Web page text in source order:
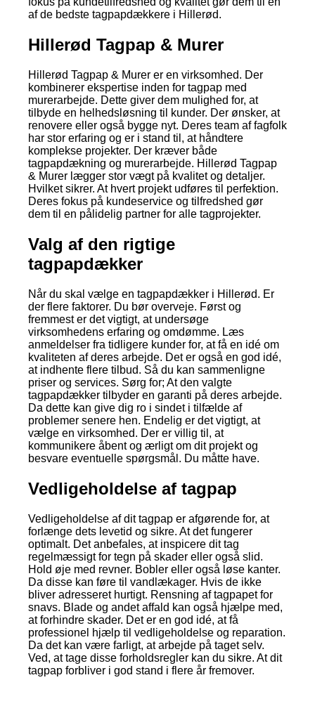
af de bedste tagpapdækkere i Hillerød.
Hillerød Tagpap & Murer
Hillerød Tagpap & Murer er en virksomhed. Der
kombinerer ekspertise inden for tagpap med
murerarbejde. Dette giver dem mulighed for, at
tilbyde en helhedsløsning til kunder. Der ønsker, at
renovere eller også bygge nyt. Deres team af fagfolk
har stor erfaring og er i stand til, at håndtere
komplekse projekter. Der kræver både
tagpapdækning og murerarbejde. Hillerød Tagpap
& Murer lægger stor vægt på kvalitet og detaljer.
Hvilket sikrer. At hvert projekt udføres til perfektion.
Deres fokus på kundeservice og tilfredshed gør
dem til en pålidelig partner for alle tagprojekter.
Valg af den rigtige
tagpapdækker
Når du skal vælge en tagpapdækker i Hillerød. Er
der flere faktorer. Du bør overveje. Først og
fremmest er det vigtigt, at undersøge
virksomhedens erfaring og omdømme. Læs
anmeldelser fra tidligere kunder for, at få en idé om
kvaliteten af deres arbejde. Det er også en god idé,
at indhente flere tilbud. Så du kan sammenligne
priser og services. Sørg for; At den valgte
tagpapdækker tilbyder en garanti på deres arbejde.
Da dette kan give dig ro i sindet i tilfælde af
problemer senere hen. Endelig er det vigtigt, at
vælge en virksomhed. Der er villig til, at
kommunikere åbent og ærligt om dit projekt og
besvare eventuelle spørgsmål. Du måtte have.
Vedligeholdelse af tagpap
Vedligeholdelse af dit tagpap er afgørende for, at
forlænge dets levetid og sikre. At det fungerer
optimalt. Det anbefales, at inspicere dit tag
regelmæssigt for tegn på skader eller også slid.
Hold øje med revner. Bobler eller også løse kanter.
Da disse kan føre til vandlækager. Hvis de ikke
bliver adresseret hurtigt. Rensning af tagpapet for
snavs. Blade og andet affald kan også hjælpe med,
at forhindre skader. Det er en god idé, at få
professionel hjælp til vedligeholdelse og reparation.
Da det kan være farligt, at arbejde på taget selv.
Ved, at tage disse forholdsregler kan du sikre. At dit
tagpap forbliver i god stand i flere år fremover.